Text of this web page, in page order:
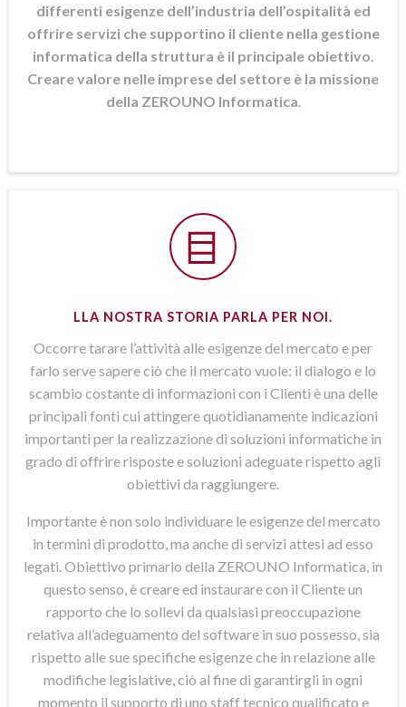
differenti esigenze dell’industria dell’ospitalità ed
offrire servizi che supportino il cliente nella gestione
informatica della struttura è il principale obiettivo.
Creare valore nelle imprese del settore è la missione
della ZEROUNO Informatica
LLA NOSTRA STORIA PARLA PER NOI.
Occorre tarare l’attività alle esigenze del mercato e per
farlo serve sapere ciò che il mercato vuole: il dialogo e lo
scambio costante di informazioni con i Clienti è una delle
principali fonti cui attingere quotidianamente indicazioni
importanti per la realizzazione di soluzioni informatiche in
grado di offrire risposte e soluzioni adeguate rispetto agli
obiettivi da raggiungere.
Importante è non solo individuare le esigenze del mercato
in termini di prodotto, ma anche di servizi attesi ad esso
legati. Obiettivo primario della ZEROUNO Informatica, in
questo senso, è creare ed instaurare con il Cliente un
rapporto che lo sollevi da qualsiasi preoccupazione
relativa all’adeguamento del software in suo possesso, sia
rispetto alle sue specifiche esigenze che in relazione alle
modifiche legislative, ciò al fine di garantirgli in ogni
momento il supporto di uno staff tecnico qualificato e